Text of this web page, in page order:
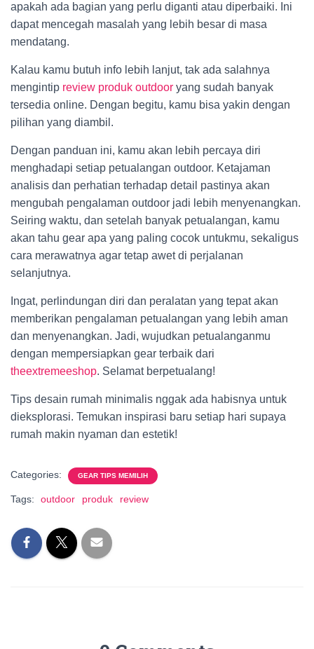
apakah ada bagian yang perlu diganti atau diperbaiki. Ini
dapat mencegah masalah yang lebih besar di masa
mendatang.
Kalau kamu butuh info lebih lanjut, tak ada salahnya
mengintip review produk outdoor yang sudah banyak
tersedia online. Dengan begitu, kamu bisa yakin dengan
pilihan yang diambil.
Dengan panduan ini, kamu akan lebih percaya diri
menghadapi setiap petualangan outdoor. Ketajaman
analisis dan perhatian terhadap detail pastinya akan
mengubah pengalaman outdoor jadi lebih menyenangkan.
Seiring waktu, dan setelah banyak petualangan, kamu
akan tahu gear apa yang paling cocok untukmu, sekaligus
cara merawatnya agar tetap awet di perjalanan
selanjutnya.
Ingat, perlindungan diri dan peralatan yang tepat akan
memberikan pengalaman petualangan yang lebih aman
dan menyenangkan. Jadi, wujudkan petualanganmu
dengan mempersiapkan gear terbaik dari
theextremeeshop. Selamat berpetualang!
Tips desain rumah minimalis nggak ada habisnya untuk
dieksplorasi. Temukan inspirasi baru setiap hari supaya
rumah makin nyaman dan estetik!
Categories: GEAR TIPS MEMILIH
Tags: outdoor produk review